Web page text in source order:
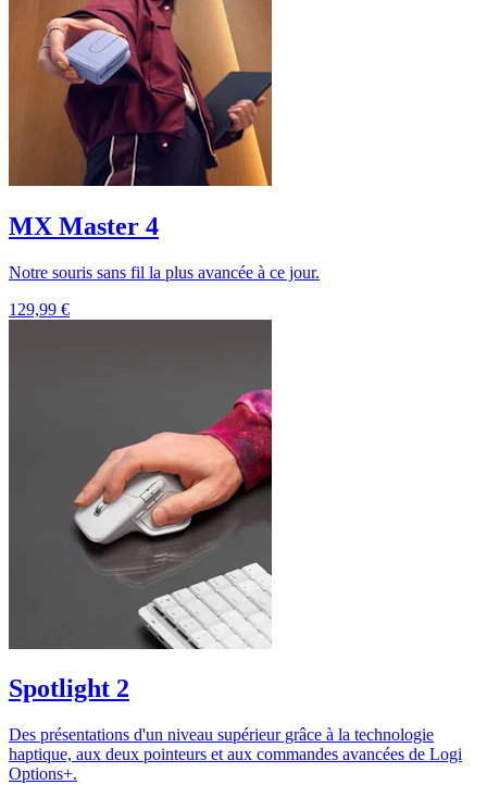
MX Master 4
Notre souris sans fil la plus avancée à ce jour.
129,99 €
Spotlight 2
Des présentations d'un niveau supérieur grâce à la technologie
haptique, aux deux pointeurs et aux commandes avancées de Logi
Options+.